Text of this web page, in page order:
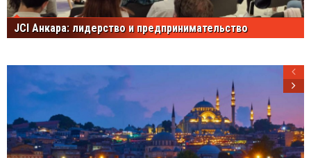
JCI Анкара: лидерство и предпринимательство